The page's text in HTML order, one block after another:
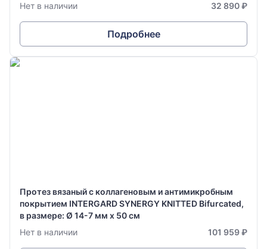
Нет в наличии
32 890 ₽
Подробнее
Протез вязаный с коллагеновым и антимикробным
покрытием INTERGARD SYNERGY KNITTED Bifurcated,
в размере: Ø 14-7 мм х 50 см
Нет в наличии
101 959 ₽